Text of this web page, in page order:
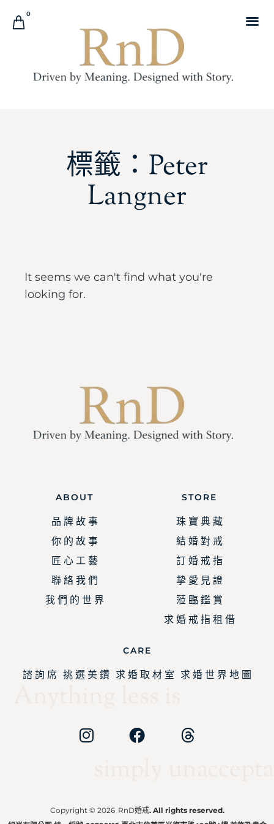
0
標籤：Peter
Langner
It seems we can't find what you're
looking for.
ABOUT
品 牌 故 事
你 的 故 事
匠 心 工 藝
聯 絡 我 們
我 們 的 世 界
STORE
珠 寶 典 藏
結 婚 對 戒
訂 婚 戒 指
摯 愛 見 證
蒞 臨 鑑 賞
求 婚 戒 指 租 借
CARE
諮 詢 席 挑 選 美 鑽 求 婚 取 材 室 求 婚 世 界 地 圖
Copyright © 2026 RnD婚戒. All rights reserved.